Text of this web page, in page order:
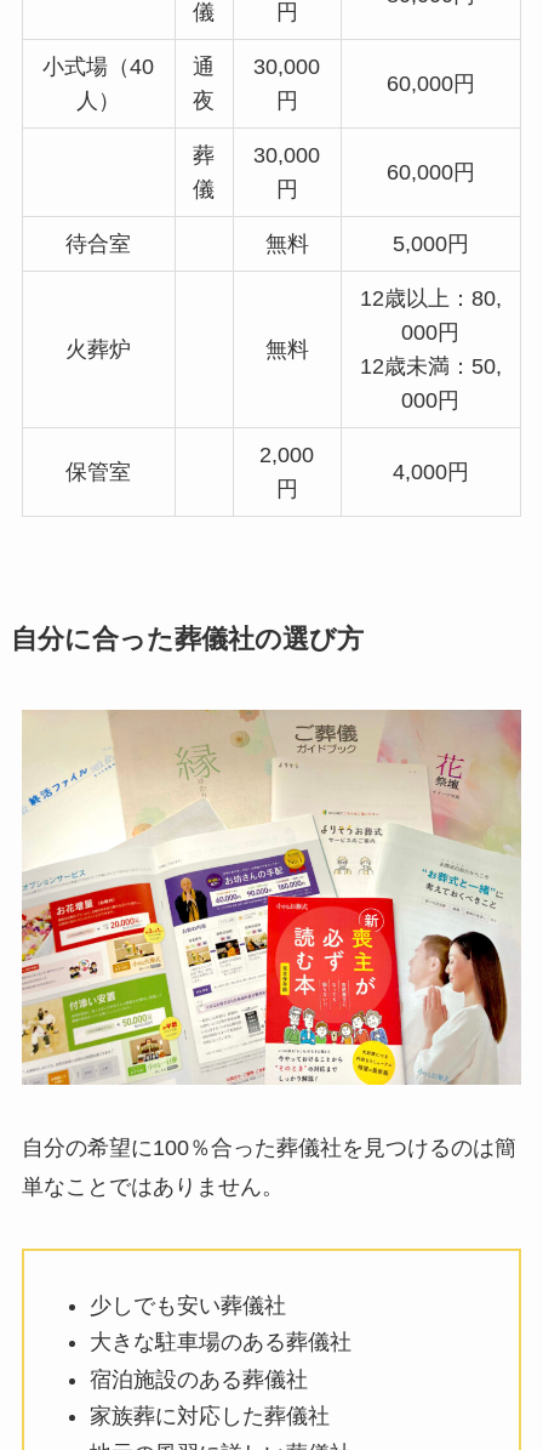
儀 円
小式場（40
人）
通
夜
30,000
円
60,000円
葬
儀
30,000
円
60,000円
待合室 無料 5,000円
火葬炉 無料
12歳以上：80,
000円
12歳未満：50,
000円
保管室
2,000
円
4,000円
自分に合った葬儀社の選び方
自分の希望に100％合った葬儀社を見つけるのは簡
単なことではありません。
少しでも安い葬儀社
大きな駐車場のある葬儀社
宿泊施設のある葬儀社
家族葬に対応した葬儀社